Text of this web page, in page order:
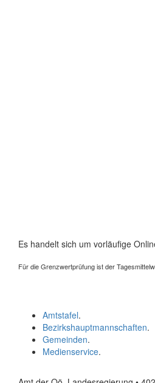
Es handelt sich um vorläufige
Für die Grenzwertprüfung ist der
Amtstafel.
Bezirkshauptmannschaften.
Gemeinden.
Medienservice.